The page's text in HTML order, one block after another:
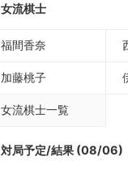
女流棋士
福間香奈
加藤桃子
女流棋士一覧
対局予定/結果 (08/06)